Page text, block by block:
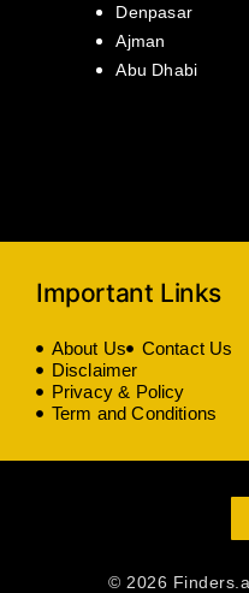
Denpasar
Ajman
Abu Dhabi
Important Links
About Us
Contact Us
Disclaimer
Privacy & Policy
Term and Conditions
© 2026